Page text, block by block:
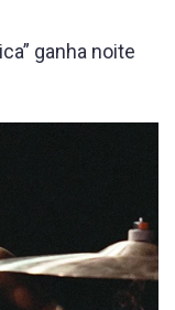
ganha noite